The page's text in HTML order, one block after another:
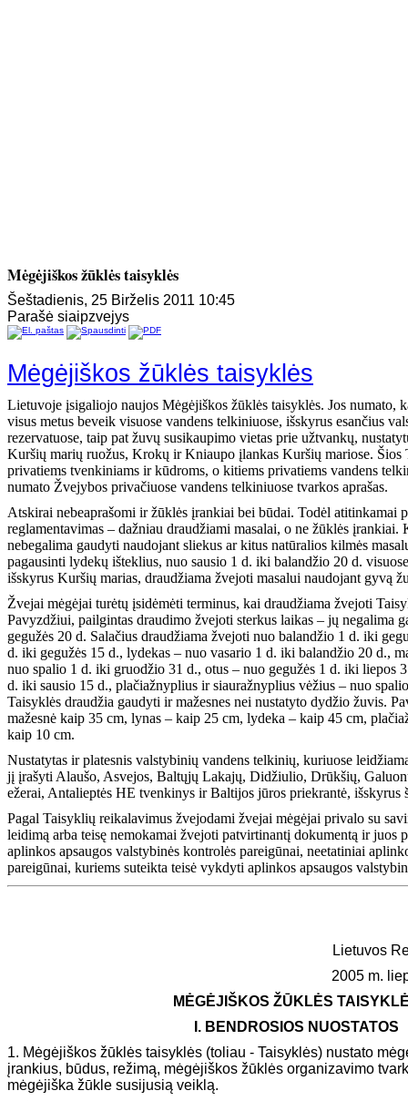
Mėgėjiškos žūklės taisyklės
Šeštadienis, 25 Birželis 2011 10:45
Parašė siaipzvejys
Mėgėjiškos žūklės taisyklės
Lietuvoje įsigaliojo naujos Mėgėjiškos žūklės taisyklės. Jos numato,
visus metus beveik visuose vandens telkiniuose, išskyrus esančius
rezervatuose, taip pat žuvų susikaupimo vietas prie užtvankų,
Kuršių marių ruožus, Krokų ir Kniaupo įlankas Kuršių mariose. Šios
privatiems tvenkiniams ir kūdroms, o kitiems privatiems vandens
numato Žvejybos privačiuose vandens telkiniuose tvarkos aprašas.
Atskirai nebeaprašomi ir žūklės įrankiai bei būdai. Todėl atitinkamai
reglamentavimas – dažniau draudžiami masalai, o ne žūklės
nebegalima gaudyti naudojant sliekus ar kitus natūralios kilmės
pagausinti lydekų išteklius, nuo sausio 1 d. iki balandžio 20 d.
išskyrus Kuršių marias, draudžiama žvejoti masalui naudojant gyvą
Žvejai mėgėjai turėtų įsidėmėti terminus, kai draudžiama žvejoti
Pavyzdžiui, pailgintas draudimo žvejoti sterkus laikas – jų negalima
gegužės 20 d. Salačius draudžiama žvejoti nuo balandžio 1 d. iki
d. iki gegužės 15 d., lydekas – nuo vasario 1 d. iki balandžio 20 d.,
nuo spalio 1 d. iki gruodžio 31 d., otus – nuo gegužės 1 d. iki liepos
d. iki sausio 15 d., plačiažnyplius ir siauražnyplius vėžius – nuo
Taisyklės draudžia gaudyti ir mažesnes nei nustatyto dydžio žuvis.
mažesnė kaip 35 cm, lynas – kaip 25 cm, lydeka – kaip 45 cm,
kaip 10 cm.
Nustatytas ir platesnis valstybinių vandens telkinių, kuriuose
jį įrašyti Alaušo, Asvejos, Baltųjų Lakajų, Didžiulio, Drūkšių,
ežerai, Antalieptės HE tvenkinys ir Baltijos jūros priekrantė, išskyrus
Pagal Taisyklių reikalavimus žvejodami žvejai mėgėjai privalo su
leidimą arba teisę nemokamai žvejoti patvirtinantį dokumentą ir juos
aplinkos apsaugos valstybinės kontrolės pareigūnai, neetatiniai
pareigūnai, kuriems suteikta teisė vykdyti aplinkos apsaugos
Lietuvos
2005 m.
MĖGĖJIŠKOS ŽŪKLĖS
I. BENDROSIOS NUOSTATOS
1. Mėgėjiškos žūklės taisyklės (toliau - Taisyklės) nustato
įrankius, būdus, režimą, mėgėjiškos žūklės organizavimo
mėgėjiška žūkle susijusią veiklą.